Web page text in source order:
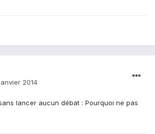
2014
lancer aucun débat : Pourquoi ne pas